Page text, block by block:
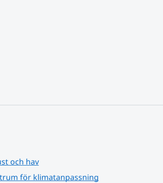
och hav
för klimatanpassning